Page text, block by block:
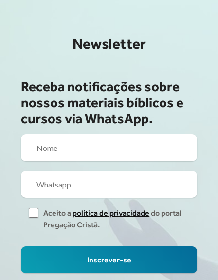
Newsletter
Receba notificações sobre
nossos materiais bíblicos e
cursos via WhatsApp.
Aceito a política de privacidade do portal
Pregação Cristã.